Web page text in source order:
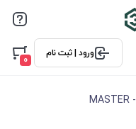
ورود | ثبت نام
0